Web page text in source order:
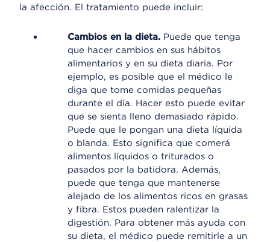
la afección. El tratamiento puede incluir:
Cambios en la dieta. Puede que tenga
que hacer cambios en sus hábitos
alimentarios y en su dieta diaria. Por
ejemplo, es posible que el médico le
diga que tome comidas pequeñas
durante el día. Hacer esto puede evitar
que se sienta lleno demasiado rápido.
Puede que le pongan una dieta líquida
o blanda. Esto significa que comerá
alimentos líquidos o triturados o
pasados por la batidora. Además,
puede que tenga que mantenerse
alejado de los alimentos ricos en grasas
y fibra. Estos pueden ralentizar la
digestión. Para obtener más ayuda con
su dieta, el médico puede remitirle a un